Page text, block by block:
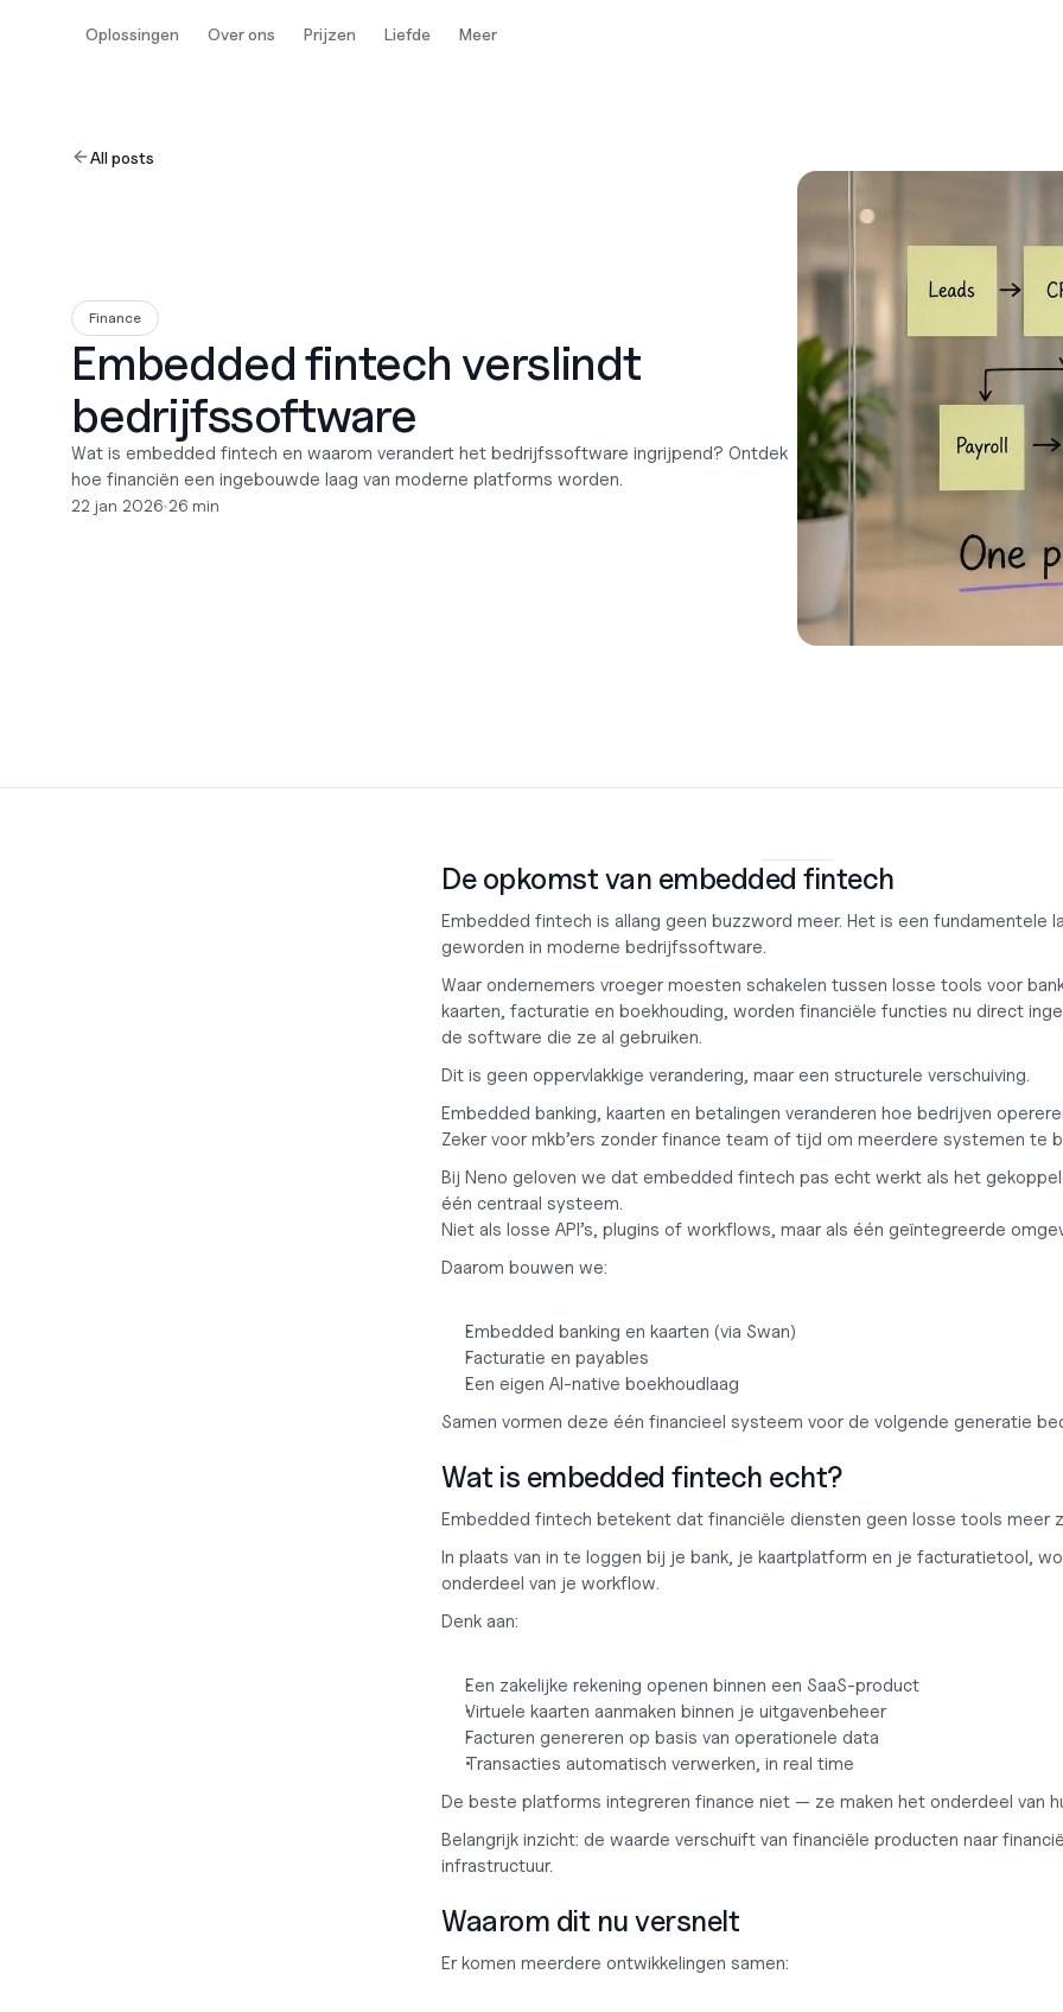
Oplossingen Over ons Prijzen Liefde Meer
All posts
Finance
Embedded fintech verslindt
bedrijfssoftware
Wat is embedded fintech en waarom verandert het bedrijfssoftware ingrijpend? Ontdek
hoe financiën een ingebouwde laag van moderne platforms worden.
22 jan 2026•26 min
De opkomst van embedded fintech
Embedded fintech is allang geen buzzword meer. Het is een fundamentele
geworden in moderne bedrijfssoftware.
Waar ondernemers vroeger moesten schakelen tussen losse tools voor
kaarten, facturatie en boekhouding, worden financiële functies nu direct
de software die ze al gebruiken.
Dit is geen oppervlakkige verandering, maar een structurele verschuiving.
Embedded banking, kaarten en betalingen veranderen hoe bedrijven
Zeker voor mkb’ers zonder finance team of tijd om meerdere systemen te
Bij Neno geloven we dat embedded fintech pas echt werkt als het
één centraal systeem.
Niet als losse API’s, plugins of workflows, maar als één geïntegreerde
Daarom bouwen we:
Embedded banking en kaarten (via Swan)
Facturatie en payables
Een eigen AI-native boekhoudlaag
Samen vormen deze één financieel systeem voor de volgende generatie
Wat is embedded fintech echt?
Embedded fintech betekent dat financiële diensten geen losse tools meer
In plaats van in te loggen bij je bank, je kaartplatform en je facturatietool,
onderdeel van je workflow.
Denk aan:
Een zakelijke rekening openen binnen een SaaS-product
Virtuele kaarten aanmaken binnen je uitgavenbeheer
Facturen genereren op basis van operationele data
Transacties automatisch verwerken, in real time
De beste platforms integreren finance niet — ze maken het onderdeel van
Belangrijk inzicht: de waarde verschuift van financiële producten naar
infrastructuur.
Waarom dit nu versnelt
Er komen meerdere ontwikkelingen samen: